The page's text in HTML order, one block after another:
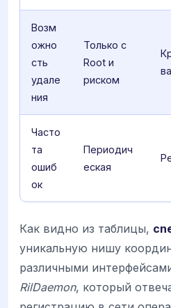
Возм
ожно
сть
удале
ния
Только с
Root и
риском
Часто
та
ошиб
ок
Периодич
еская
Как видно из таблицы,
уникальную нишу
различными
RilDaemon, который